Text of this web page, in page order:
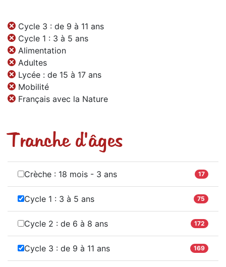
Cycle 3 : de 9 à 11 ans
Cycle 1 : 3 à 5 ans
Alimentation
Adultes
Lycée : de 15 à 17 ans
Mobilité
Français avec la Nature
Tranche d'âges
Crèche : 18 mois - 3 ans 17
Cycle 1 : 3 à 5 ans 75
Cycle 2 : de 6 à 8 ans 172
Cycle 3 : de 9 à 11 ans 169